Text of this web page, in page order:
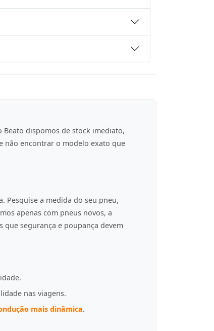
Beato dispomos de stock imediato,
não encontrar o modelo exato que
Pesquise a medida do seu pneu,
apenas com pneus novos, a
que segurança e poupança devem
nas viagens.
mais dinâmica.